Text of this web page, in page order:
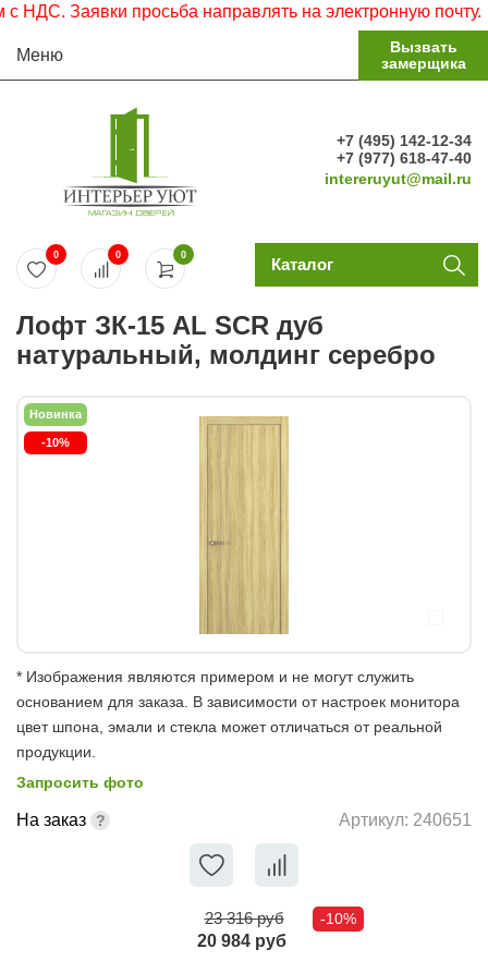
Заявки просьба направлять на электронную почту.
Меню
Вызвать
замерщика
+7 (495) 142-12-34
+7 (977) 618-47-40
intereruyut@mail.ru
0
0 0 Каталог
Лофт ЗК-15 AL SCR дуб
натуральный, молдинг серебро
Новинка
-10%
* Изображения являются примером и не могут служить
основанием для заказа. В зависимости от настроек монитора
цвет шпона, эмали и стекла может отличаться от реальной
продукции.
Запросить фото
На заказ Артикул: 240651
23 316 руб -10%
20 984 руб